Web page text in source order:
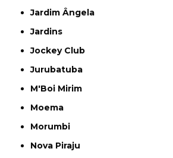
Jardim Ângela
Jardins
Jockey Club
Jurubatuba
M'Boi Mirim
Moema
Morumbi
Nova Piraju